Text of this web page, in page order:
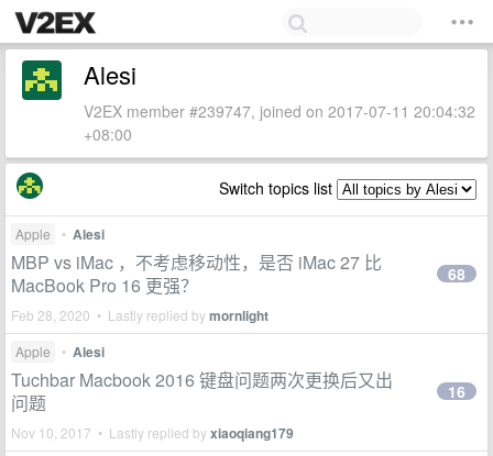
Alesi
V2EX member #239747, joined on 2017-07-11 20:04:32
+08:00
Switch topics list
Apple • Alesi
MBP vs iMac ，不考虑移动性，是否 iMac 27 比
MacBook Pro 16 更强？
Feb 28, 2020 • Lastly replied bymornlight
68
Apple • Alesi
Tuchbar Macbook 2016 键盘问题两次更换后又出
问题
Nov 10, 2017 • Lastly replied byxiaoqiang179
16